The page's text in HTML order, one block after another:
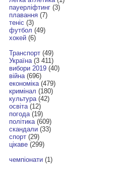
пауерліфтинг(3)
плавання(7)
теніс (3)
футбол (49)
хокей(6)
Транспорт(49)
Україна(3 411)
вибори 2019(40)
війна(696)
економіка(479)
кримінал (180)
культура(42)
освіта(12)
погода(19)
політика(609)
скандали(33)
спорт(29)
цікаве(299)
чемпіонати(1)